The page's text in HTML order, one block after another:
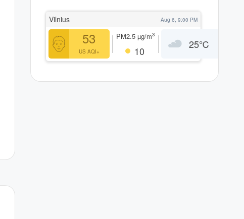
Vilnius Aug 6, 9:00 PM
53
US AQI+
PM2.5 µg/m3
10
25℃